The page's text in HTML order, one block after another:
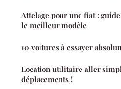
Attelage pour une fiat :
le meilleur modèle
10 voitures à essayer
Location utilitaire aller
déplacements !